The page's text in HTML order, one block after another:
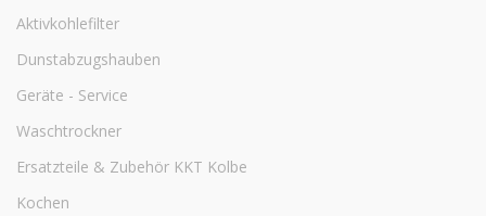
Aktivkohlefilter
Dunstabzugshauben
Geräte - Service
Waschtrockner
Ersatzteile & Zubehör KKT Kolbe
Kochen